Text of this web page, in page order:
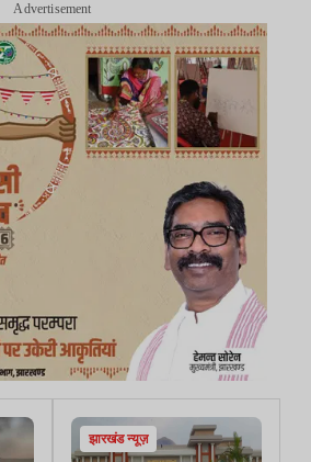
Advertisement
झारखंड न्यूज़